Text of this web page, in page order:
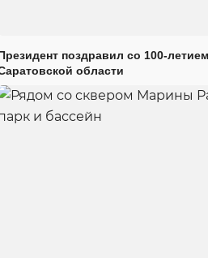
поздравил со 100-
области